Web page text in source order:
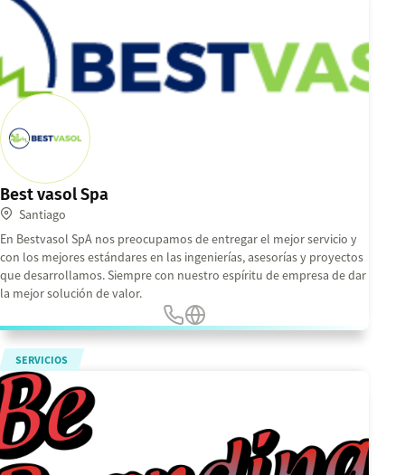
Best vasol Spa
Santiago
En Bestvasol SpA nos preocupamos de entregar el mejor servicio y
con los mejores estándares en las ingenierías, asesorías y proyectos
que desarrollamos. Siempre con nuestro espíritu de empresa de dar
la mejor solución de valor.
SERVICIOS